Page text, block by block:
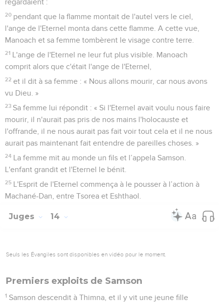
regardaient :
20 pendant que la flamme montait de l'autel vers le ciel,
l'ange de l'Eternel monta dans cette flamme. A cette vue,
Manoach et sa femme tombèrent le visage contre terre.
21 L'ange de l'Eternel ne leur fut plus visible. Manoach
comprit alors que c'était l'ange de l'Eternel,
22 et il dit à sa femme : « Nous allons mourir, car nous avons
vu Dieu. »
23 Sa femme lui répondit : « Si l'Eternel avait voulu nous faire
mourir, il n'aurait pas pris de nos mains l'holocauste et
l'offrande, il ne nous aurait pas fait voir tout cela et il ne nous
aurait pas maintenant fait entendre de pareilles choses. »
24 La femme mit au monde un fils et l’appela Samson.
L'enfant grandit et l'Eternel le bénit.
25 L'Esprit de l'Eternel commença à le pousser à l’action à
Machané-Dan, entre Tsorea et Eshthaol.
Juges 14
Seuls les Évangiles sont disponibles en vidéo pour le moment.
Premiers exploits de Samson
1 Samson descendit à Thimna, et il y vit une jeune fille